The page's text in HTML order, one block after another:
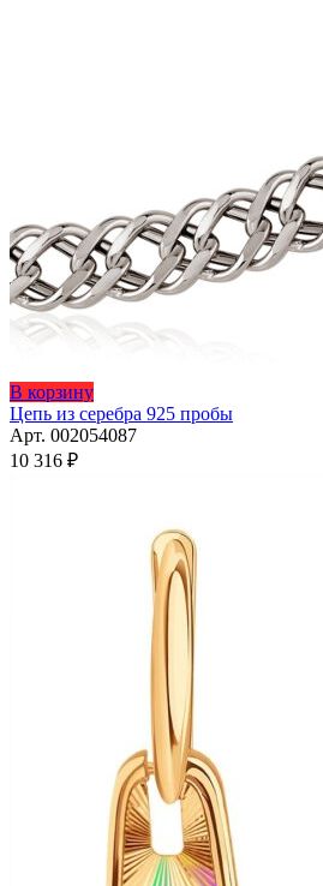
В корзинуЭтот
товар
имеет
выбрать
странице
Цепь из серебра 925 пробы
Арт. 002054087
10 316 ₽